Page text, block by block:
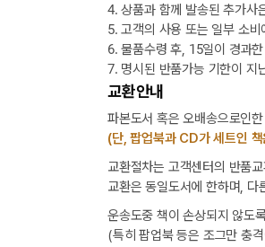
4. 상품과 함께 발송된 추가사
5. 고객의 사용 또는 일부 소
6. 물품수령 후, 15일이 경과
7. 명시된 반품가능 기한이 지
교환안내
파본도서 혹은 오배송으로인
(단, 팝업북과 CD가 세트인
교환절차는 고객센터의 반품
교환은 동일도서에 한하며,
운송도중 책이 손상되지 않도
(특히 팝업북 등은 조그만 충